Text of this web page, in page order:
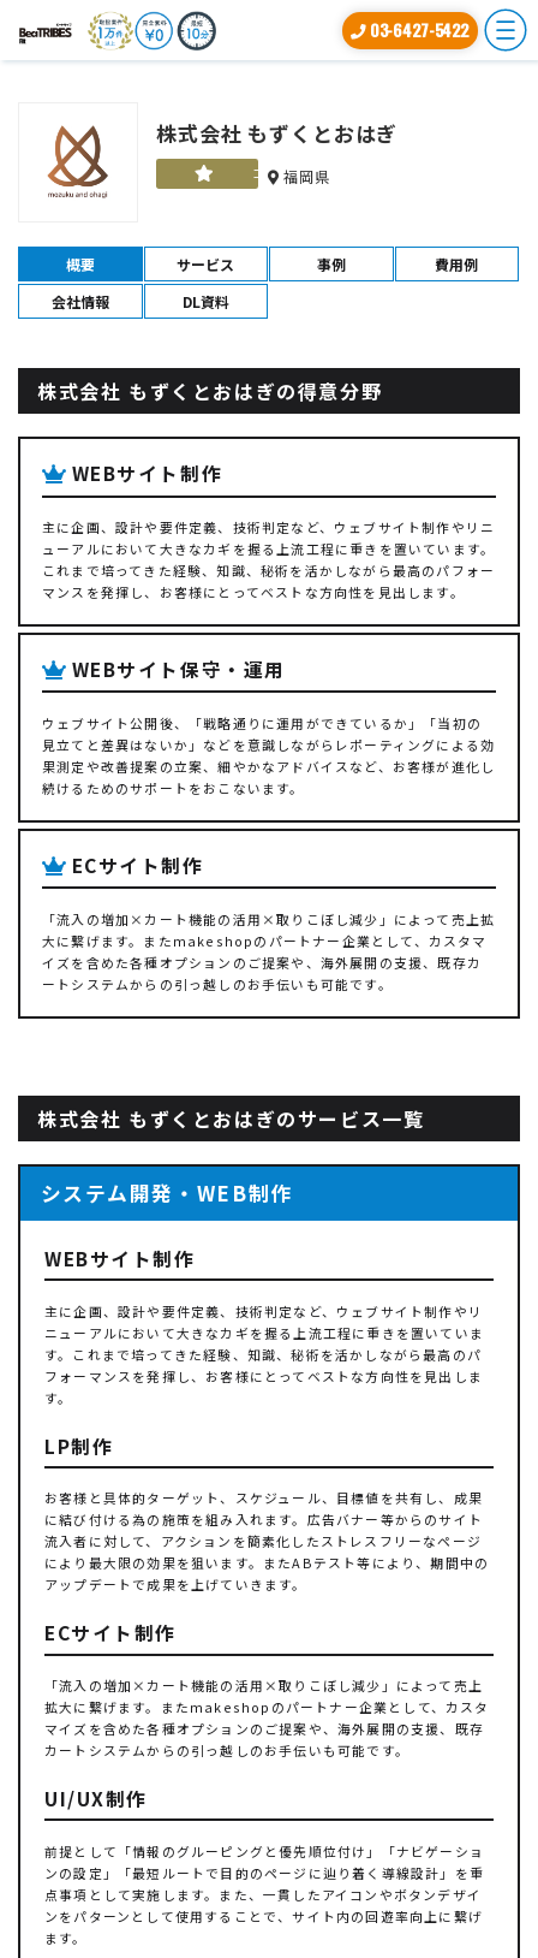
03-6427-5422
株式会社 もずくとおはぎ
ゴールド福岡県
概要 サービス 事例
費用例
会社情報
DL資料
株式会社 もずくとおはぎの得意分野
WEBサイト制作
主に企画、設計や要件定義、技術判定など、ウェブサイト制作やリニ
ューアルにおいて大きなカギを握る上流工程に重きを置いています。
これまで培ってきた経験、知識、秘術を活かしながら最高のパフォー
マンスを発揮し、お客様にとってベストな方向性を見出します。
WEBサイト保守・運用
ウェブサイト公開後、「戦略通りに運用ができているか」「当初の
見立てと差異はないか」などを意識しながらレポーティングによる効
果測定や改善提案の立案、細やかなアドバイスなど、お客様が進化し
続けるためのサポートをおこないます。
ECサイト制作
「流入の増加×カート機能の活用×取りこぼし減少」によって売上拡
大に繋げます。またmakeshopのパートナー企業として、カスタマ
イズを含めた各種オプションのご提案や、海外展開の支援、既存カ
ートシステムからの引っ越しのお手伝いも可能です。
株式会社 もずくとおはぎのサービス一覧
システム開発・WEB制作
WEBサイト制作
主に企画、設計や要件定義、技術判定など、ウェブサイト制作やリ
ニューアルにおいて大きなカギを握る上流工程に重きを置いていま
す。これまで培ってきた経験、知識、秘術を活かしながら最高のパ
フォーマンスを発揮し、お客様にとってベストな方向性を見出しま
す。
LP制作
お客様と具体的ターゲット、スケジュール、目標値を共有し、成果
に結び付ける為の施策を組み入れます。広告バナー等からのサイト
流入者に対して、アクションを簡素化したストレスフリーなページ
により最大限の効果を狙います。またABテスト等により、期間中の
アップデートで成果を上げていきます。
ECサイト制作
「流入の増加×カート機能の活用×取りこぼし減少」によって売上
拡大に繋げます。またmakeshopのパートナー企業として、カスタ
マイズを含めた各種オプションのご提案や、海外展開の支援、既存
カートシステムからの引っ越しのお手伝いも可能です。
UI/UX制作
前提として「情報のグルーピングと優先順位付け」「ナビゲーショ
ンの設定」「最短ルートで目的のページに辿り着く導線設計」を重
点事項として実施します。また、一貫したアイコンやボタンデザイ
ンをパターンとして使用することで、サイト内の回遊率向上に繋げ
ます。